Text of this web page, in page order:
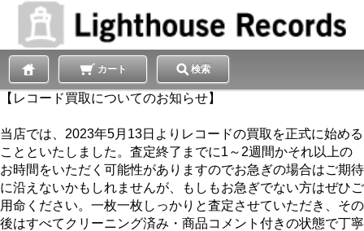
カート 検索
【レコード買取についてのお知らせ】
当店では、2023年5月13日よりレコードの買取を正式に始める
ことといたしました。査定終了までに1～2週間かそれ以上の
お時間をいただく可能性がありますのでお急ぎの場合はご期待
に沿えないかもしれませんが、もしもお急ぎでない方はぜひご
用命ください。一枚一枚しっかりと査定させていただき、その
後はすべてクリーニング済み・商品コメント付きの状態で丁寧